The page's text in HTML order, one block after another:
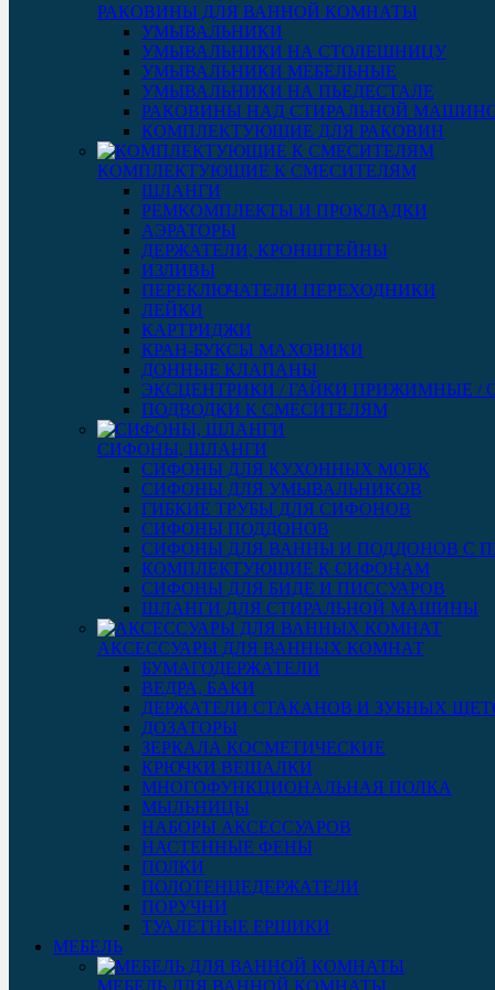
РАКОВИНЫ ДЛЯ ВАННОЙ КОМНАТЫ
УМЫВАЛЬНИКИ
УМЫВАЛЬНИКИ НА СТОЛЕШНИЦУ
УМЫВАЛЬНИКИ МЕБЕЛЬНЫЕ
УМЫВАЛЬНИКИ НА ПЬЕДЕСТАЛЕ
РАКОВИНЫ НАД СТИРАЛЬНОЙ
КОМПЛЕКТУЮЩИЕ ДЛЯ РАКОВИН
КОМПЛЕКТУЮЩИЕ К СМЕСИТЕЛЯМ
ШЛАНГИ
РЕМКОМПЛЕКТЫ И ПРОКЛАДКИ
АЭРАТОРЫ
ДЕРЖАТЕЛИ, КРОНШТЕЙНЫ
ИЗЛИВЫ
ПЕРЕКЛЮЧАТЕЛИ ПЕРЕХОДНИКИ
ЛЕЙКИ
КАРТРИДЖИ
КРАН-БУКСЫ МАХОВИКИ
ДОННЫЕ КЛАПАНЫ
ЭКСЦЕНТРИКИ / ГАЙКИ ПРИЖИМНЫЕ /
ПОДВОДКИ К СМЕСИТЕЛЯМ
СИФОНЫ, ШЛАНГИ
СИФОНЫ ДЛЯ КУХОННЫХ МОЕК
СИФОНЫ ДЛЯ УМЫВАЛЬНИКОВ
ГИБКИЕ ТРУБЫ ДЛЯ СИФОНОВ
СИФОНЫ ПОДДОНОВ
СИФОНЫ ДЛЯ ВАННЫ И ПОДДОНОВ С
КОМПЛЕКТУЮЩИЕ К СИФОНАМ
СИФОНЫ ДЛЯ БИДЕ И ПИССУАРОВ
ШЛАНГИ ДЛЯ СТИРАЛЬНОЙ МАШИНЫ
АКСЕССУАРЫ ДЛЯ ВАННЫХ КОМНАТ
БУМАГОДЕРЖАТЕЛИ
ВЕДРА, БАКИ
ДЕРЖАТЕЛИ СТАКАНОВ И ЗУБНЫХ
ДОЗАТОРЫ
ЗЕРКАЛА КОСМЕТИЧЕСКИЕ
КРЮЧКИ ВЕШАЛКИ
МНОГОФУНКЦИОНАЛЬНАЯ ПОЛКА
МЫЛЬНИЦЫ
НАБОРЫ АКСЕССУАРОВ
НАСТЕННЫЕ ФЕНЫ
ПОЛКИ
ПОЛОТЕНЦЕДЕРЖАТЕЛИ
ПОРУЧНИ
ТУАЛЕТНЫЕ ЕРШИКИ
МЕБЕЛЬ
МЕБЕЛЬ ДЛЯ ВАННОЙ КОМНАТЫ